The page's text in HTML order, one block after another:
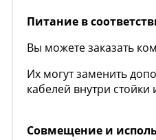
Питание в
Вы можете заказать
Их могут заменить
кабелей внутри
Совмещение и